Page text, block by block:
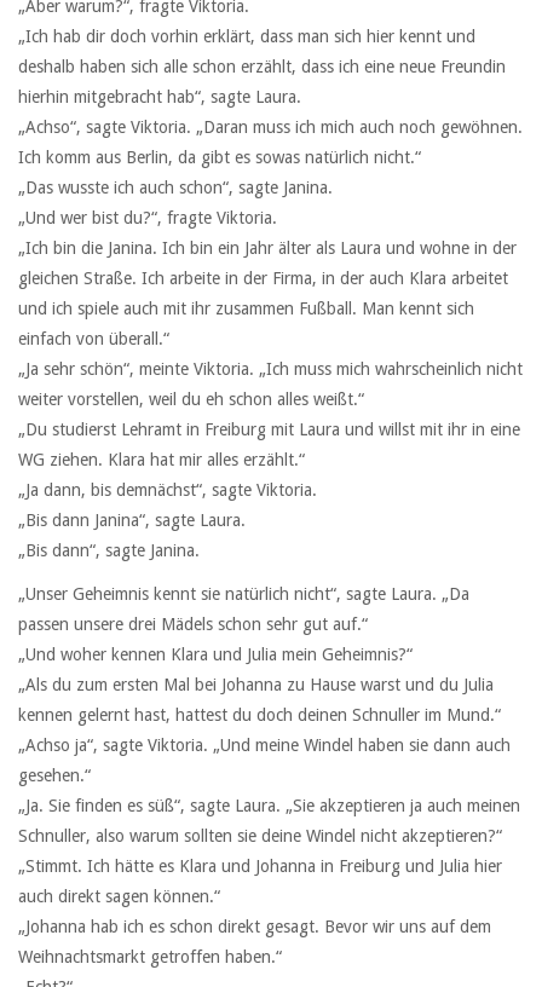
„Aber warum?“, fragte Viktoria.
„Ich hab dir doch vorhin erklärt, dass man sich hier kennt und
deshalb haben sich alle schon erzählt, dass ich eine neue Freundin
hierhin mitgebracht hab“, sagte Laura.
„Achso“, sagte Viktoria. „Daran muss ich mich auch noch gewöhnen.
Ich komm aus Berlin, da gibt es sowas natürlich nicht.“
„Das wusste ich auch schon“, sagte Janina.
„Und wer bist du?“, fragte Viktoria.
„Ich bin die Janina. Ich bin ein Jahr älter als Laura und wohne in der
gleichen Straße. Ich arbeite in der Firma, in der auch Klara arbeitet
und ich spiele auch mit ihr zusammen Fußball. Man kennt sich
einfach von überall.“
„Ja sehr schön“, meinte Viktoria. „Ich muss mich wahrscheinlich nicht
weiter vorstellen, weil du eh schon alles weißt.“
„Du studierst Lehramt in Freiburg mit Laura und willst mit ihr in eine
WG ziehen. Klara hat mir alles erzählt.“
„Ja dann, bis demnächst“, sagte Viktoria.
„Bis dann Janina“, sagte Laura.
„Bis dann“, sagte Janina.
„Unser Geheimnis kennt sie natürlich nicht“, sagte Laura. „Da
passen unsere drei Mädels schon sehr gut auf.“
„Und woher kennen Klara und Julia mein Geheimnis?“
„Als du zum ersten Mal bei Johanna zu Hause warst und du Julia
kennen gelernt hast, hattest du doch deinen Schnuller im Mund.“
„Achso ja“, sagte Viktoria. „Und meine Windel haben sie dann auch
gesehen.“
„Ja. Sie finden es süß“, sagte Laura. „Sie akzeptieren ja auch meinen
Schnuller, also warum sollten sie deine Windel nicht akzeptieren?“
„Stimmt. Ich hätte es Klara und Johanna in Freiburg und Julia hier
auch direkt sagen können.“
„Johanna hab ich es schon direkt gesagt. Bevor wir uns auf dem
Weihnachtsmarkt getroffen haben.“